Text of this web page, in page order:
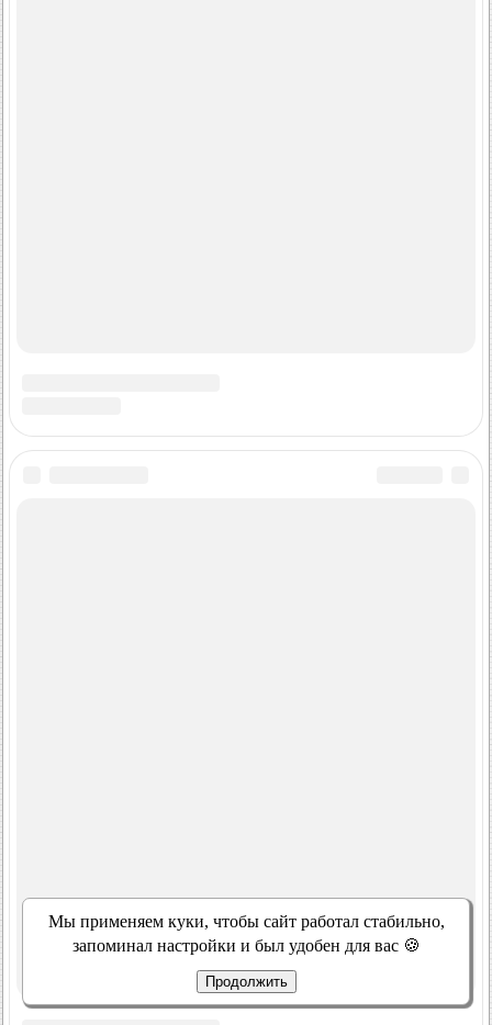
Мы применяем куки, чтобы сайт работал стабильно,
запоминал настройки и был удобен для вас 🍪
Продолжить